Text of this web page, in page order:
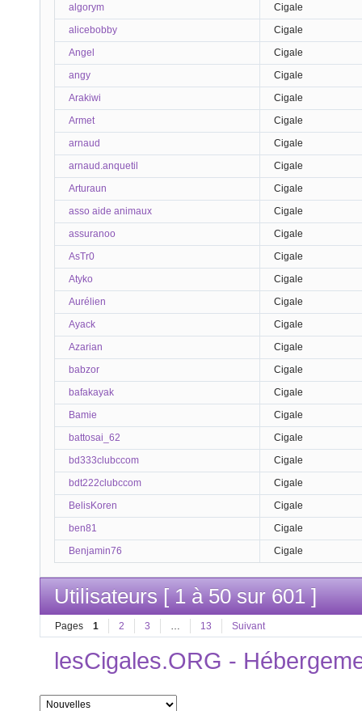
algorym
Cigale
alicebobby
Cigale
Angel
Cigale
angy
Cigale
Arakiwi
Cigale
Armet
Cigale
arnaud
Cigale
arnaud.anquetil
Cigale
Arturaun
Cigale
asso aide animaux
Cigale
assuranoo
Cigale
AsTr0
Cigale
Atyko
Cigale
Aurélien
Cigale
Ayack
Cigale
Azarian
Cigale
babzor
Cigale
bafakayak
Cigale
Bamie
Cigale
battosai_62
Cigale
bd333clubccom
Cigale
bdt222clubccom
Cigale
BelisKoren
Cigale
ben81
Cigale
Benjamin76
Cigale
Utilisateurs [ 1 à 50 sur 601 ]
Pages 1 2 3 13 Suivant
lesCigales.ORG -